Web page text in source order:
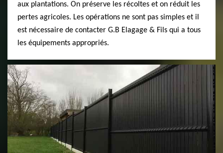
aux plantations. On préserve les récoltes et on réduit les
pertes agricoles. Les opérations ne sont pas simples et il
est nécessaire de contacter G.B Elagage & Fils qui a tous
les équipements appropriés.